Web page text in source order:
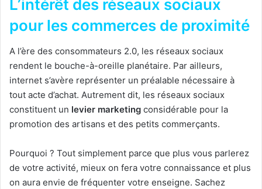
L’intérêt des réseaux sociaux
pour les commerces de proximité
A l’ère des consommateurs 2.0, les réseaux sociaux
rendent le bouche-à-oreille planétaire. Par ailleurs,
internet s’avère représenter un préalable nécessaire à
tout acte d’achat. Autrement dit, les réseaux sociaux
constituent un levier marketing considérable pour la
promotion des artisans et des petits commerçants.
Pourquoi ? Tout simplement parce que plus vous parlerez
de votre activité, mieux on fera votre connaissance et plus
on aura envie de fréquenter votre enseigne. Sachez